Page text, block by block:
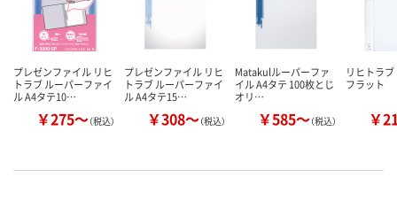
プレゼンファイル リヒ
トラブ ルーパーファイ
ル A4タテ10…
￥275～（税込）
プレゼンファイル リヒ
トラブ ルーパーファイ
ル A4タテ15…
￥308～（税込）
Matakulルーパーファ
イル A4タテ 100枚とじ
オリ…
￥585～（税込）
リヒトラ
フラット
￥